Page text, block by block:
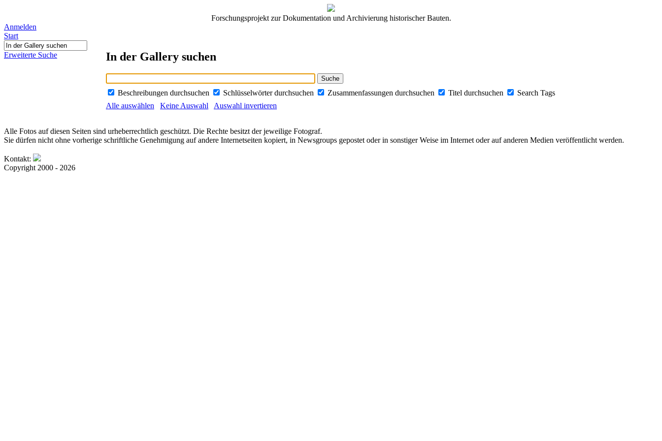
Forschungsprojekt zur Dokumentation und Archivierung historischer Bauten.
Anmelden
Start
Erweiterte Suche In der Gallery suchen
Beschreibungen durchsuchen Schlüsselwörter durchsuchen Zusammenfassungen durchsuchen Titel durchsuchen
Search Tags
Alle auswählen
Keine Auswahl Auswahl invertieren
Alle Fotos auf diesen Seiten sind urheberrechtlich geschützt. Die Rechte besitzt der jeweilige Fotograf.
Sie dürfen nicht ohne vorherige schriftliche Genehmigung auf andere Internetseiten kopiert, in Newsgroups gepostet oder in sonstiger Weise im Internet oder auf anderen Medien veröffentlicht werden.
Kontakt:
Copyright 2000 - 2026